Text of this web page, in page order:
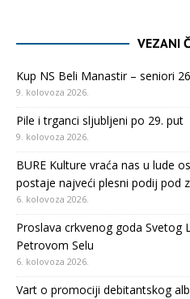
VEZANI
Kup NS Beli Manastir – seniori
9. kolovoza 2026.
Pile i trganci sljubljeni po 29. put
9. kolovoza 2026.
BURE Kulture vraća nas u lude
postaje najveći plesni podij pod
6. kolovoza 2026.
Proslava crkvenog goda Svetog
Petrovom Selu
6. kolovoza 2026.
Vart o promociji debitantskog